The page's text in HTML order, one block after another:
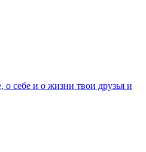
о себе и о жизни твои друзья и